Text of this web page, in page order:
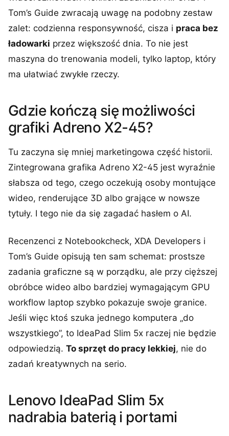
Tom’s Guide zwracają uwagę na podobny zestaw
zalet: codzienna responsywność, cisza i praca bez
ładowarki przez większość dnia. To nie jest
maszyna do trenowania modeli, tylko laptop, który
ma ułatwiać zwykłe rzeczy.
Gdzie kończą się możliwości
grafiki Adreno X2-45?
Tu zaczyna się mniej marketingowa część historii.
Zintegrowana grafika Adreno X2-45 jest wyraźnie
słabsza od tego, czego oczekują osoby montujące
wideo, renderujące 3D albo grające w nowsze
tytuły. I tego nie da się zagadać hasłem o AI.
Recenzenci z Notebookcheck, XDA Developers i
Tom’s Guide opisują ten sam schemat: prostsze
zadania graficzne są w porządku, ale przy cięższej
obróbce wideo albo bardziej wymagającym GPU
workflow laptop szybko pokazuje swoje granice.
Jeśli więc ktoś szuka jednego komputera „do
wszystkiego”, to IdeaPad Slim 5x raczej nie będzie
odpowiedzią. To sprzęt do pracy lekkiej, nie do
zadań kreatywnych na serio.
Lenovo IdeaPad Slim 5x
nadrabia baterią i portami